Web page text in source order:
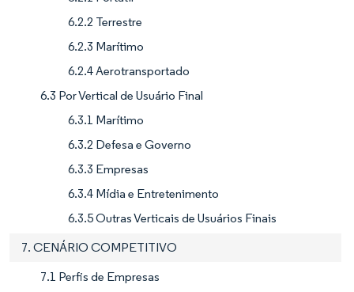
6.2.2 Terrestre
6.2.3 Marítimo
6.2.4 Aerotransportado
6.3 Por Vertical de Usuário Final
6.3.1 Marítimo
6.3.2 Defesa e Governo
6.3.3 Empresas
6.3.4 Mídia e Entretenimento
6.3.5 Outras Verticais de Usuários Finais
7. CENÁRIO COMPETITIVO
7.1 Perfis de Empresas